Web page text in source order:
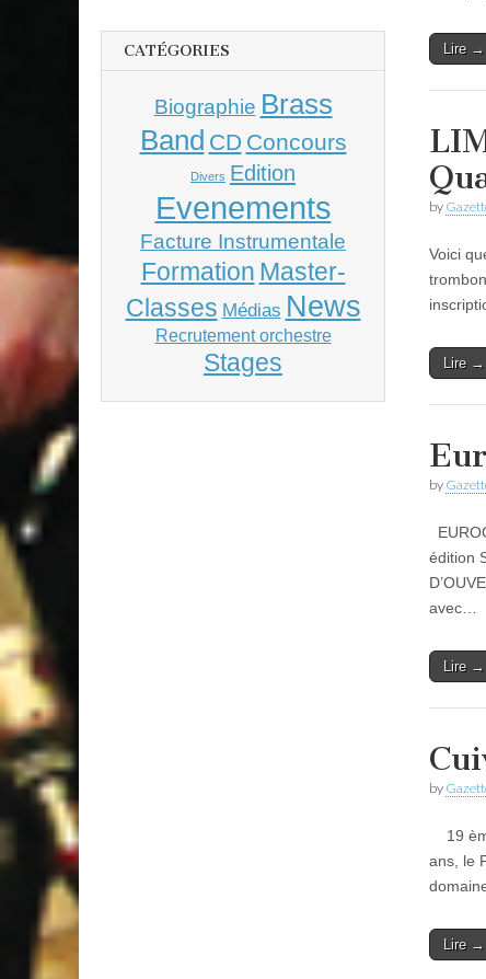
Lire →
by
Voici
Lire →
by
édition
avec…
Lire →
by
19
ans, le
Lire →
CATÉGORIES
Biographie Brass
Band CD Concours
Divers Edition
Evenements
Facture Instrumentale
Formation Master-
Classes Médias News
Recrutement orchestre
Stages